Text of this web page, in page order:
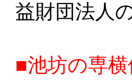
益財団法人
■池坊の専